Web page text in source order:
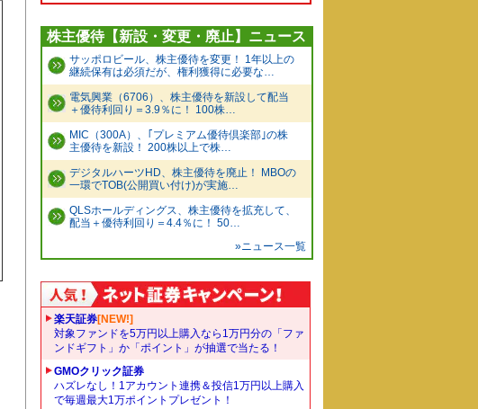
株主優待【新設・変更・廃止】ニュース
サッポロビール、株主優待を変更！ 1年以上の
継続保有は必須だが、権利獲得に必要な…
電気興業（6706）、株主優待を新設して配当
＋優待利回り＝3.9％に！ 100株…
MIC（300A）、｢プレミアム優待倶楽部｣の株
主優待を新設！ 200株以上で株…
デジタルハーツHD、株主優待を廃止！ MBOの
一環でTOB(公開買い付け)が実施…
QLSホールディングス、株主優待を拡充して、
配当＋優待利回り＝4.4％に！ 50…
»ニュース一覧
楽天証券[NEW!]
対象ファンドを5万円以上購入なら1万円分の「ファ
ンドギフト」か「ポイント」が抽選で当たる！
GMOクリック証券
ハズレなし！1アカウント連携＆投信1万円以上購入
で毎週最大1万ポイントプレゼント！